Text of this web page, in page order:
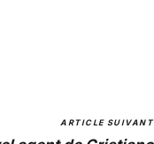
ARTICLE SUIVANT